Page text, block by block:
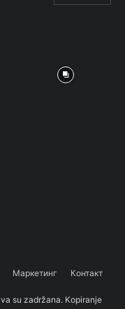
Маркетинг Контакт
su zadržana. Kopiranje